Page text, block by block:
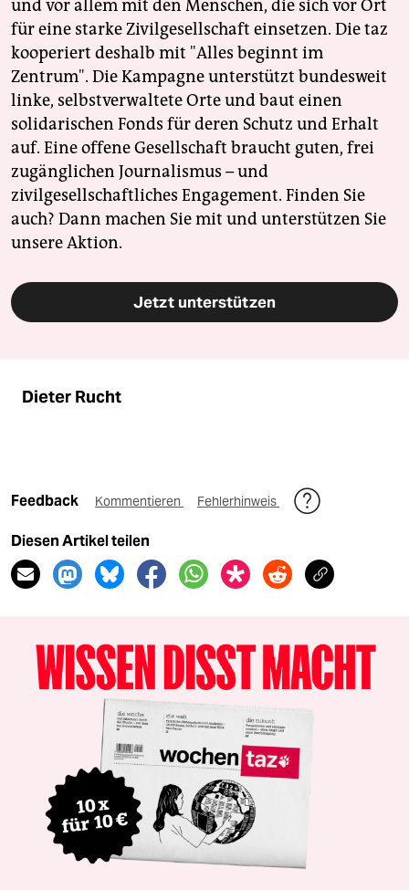
und vor allem mit den Menschen, die sich vor Ort
für eine starke Zivilgesellschaft einsetzen. Die taz
kooperiert deshalb mit "Alles beginnt im
Zentrum". Die Kampagne unterstützt bundesweit
linke, selbstverwaltete Orte und baut einen
solidarischen Fonds für deren Schutz und Erhalt
auf. Eine offene Gesellschaft braucht guten, frei
zugänglichen Journalismus – und
zivilgesellschaftliches Engagement. Finden Sie
auch? Dann machen Sie mit und unterstützen Sie
unsere Aktion.
Jetzt unterstützen
Dieter Rucht
Feedback Kommentieren Fehlerhinweis
Diesen Artikel teilen